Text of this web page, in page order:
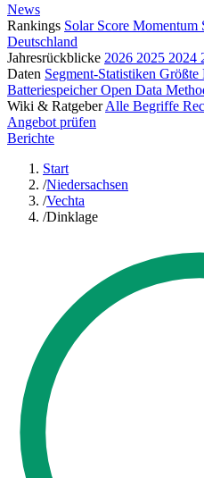
News
Rankings Solar Score Momentum
Deutschland
Jahresrückblicke 2026 2025 2024
Daten Segment-Statistiken Größte
BatteriespeicherOpen Data
Wiki & Ratgeber Alle Begriffe
Angebot prüfen
Berichte
Start
/Niedersachsen
/Vechta
/Dinklage